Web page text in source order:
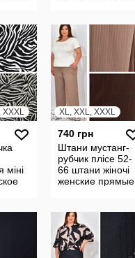
24196
міні
XL, XXL, XXXL
740 грн
Штани мустанг-
рубчик плісе 52-
66 штани жіночі
женские прямые
батал 24220